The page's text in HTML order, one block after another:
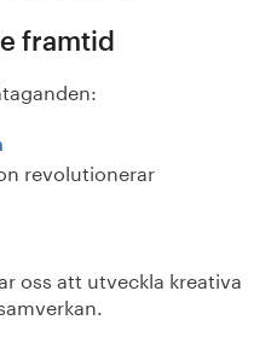
framtid
revolutionerar
oss att utveckla kreativa